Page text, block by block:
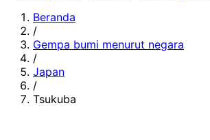
Beranda
/
Gempa bumi menurut negara
/
Japan
/
Tsukuba